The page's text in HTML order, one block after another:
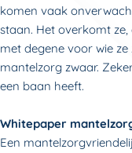
komen vaak
staan. Het overkomt
met degene voor wie
mantelzorg zwaar.
een baan heeft.
Whitepaper
Een